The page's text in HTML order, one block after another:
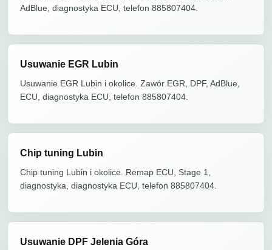
AdBlue, diagnostyka ECU, telefon 885807404.
Usuwanie EGR Lubin
Usuwanie EGR Lubin i okolice. Zawór EGR, DPF, AdBlue,
ECU, diagnostyka ECU, telefon 885807404.
Chip tuning Lubin
Chip tuning Lubin i okolice. Remap ECU, Stage 1,
diagnostyka, diagnostyka ECU, telefon 885807404.
Usuwanie DPF Jelenia Góra